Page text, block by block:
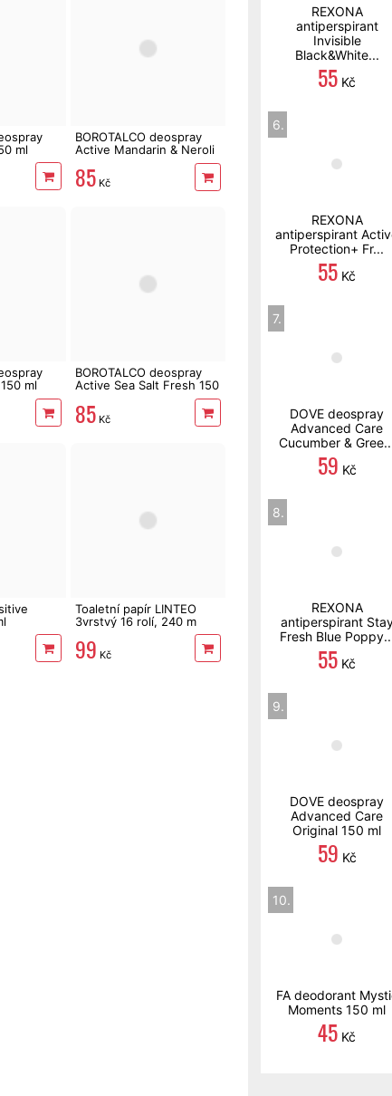
ml
BOROTALCO deospray
Active Mandarin & Neroli
85 Kč
ml
BOROTALCO deospray
Active Sea Salt Fresh 150
85 Kč
Toaletní papír LINTEO
3vrstvý 16 rolí, 240 m
99 Kč
REXONA
antiperspirant
Invisible
Black&White...
55 Kč
6.
REXONA
antiperspirant
Protection+ Fr...
55 Kč
7.
DOVE deospray
Advanced Care
Cucumber &
59 Kč
8.
REXONA
antiperspirant
Fresh Blue
55 Kč
9.
DOVE deospray
Advanced Care
Original 150 ml
59 Kč
10.
FA deodorant
Moments 150 ml
45 Kč